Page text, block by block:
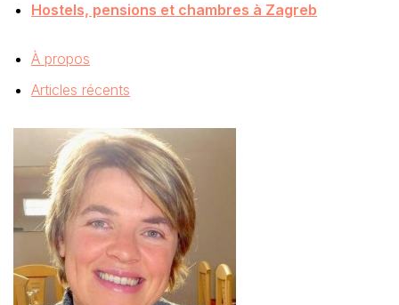
Hostels, pensions et chambres à Zagreb
À propos
Articles récents